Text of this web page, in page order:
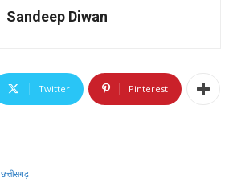
Sandeep Diwan
Twitter Pinterest
छत्तीसगढ़